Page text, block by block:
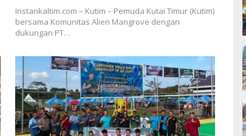
Instankaltim.com – Kutim – Pemuda Kutai Timur (Kutim)
bersama Komunitas Alien Mangrove dengan
dukungan PT…